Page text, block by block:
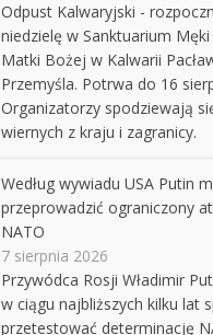
Odpust Kalwaryjski -
niedzielę w Sanktuarium
Matki Bożej w Kalwarii
Przemyśla. Potrwa do 16
Organizatorzy spodziewają
wiernych z kraju i zagranicy.
Według wywiadu USA Putin
przeprowadzić ograniczony
NATO
7 sierpnia 2026
Przywódca Rosji Władimir
w ciągu najbliższych kilku lat
przetestować determinację